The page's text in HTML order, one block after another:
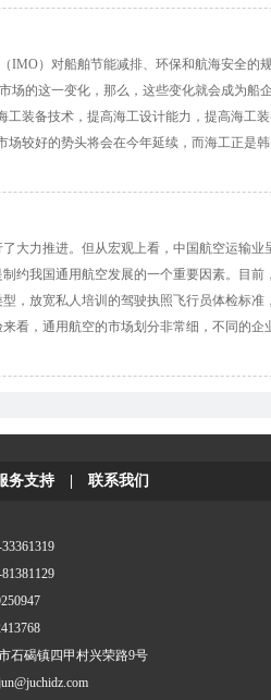
）对船舶节能减排、环保和航海安全的
的这一变化，那么，这些变化就会成为
装备技术，提高海工设计能力，提高海工
较好的势头将会在今年延续，而海工正是韩
大力推进。但从宏观上看，中国航空运输
我国通用航空发展的一个重要因素。目前
放宽私人培训的驾驶执照飞行员体检标
，通用航空的市场划分非常细，不同的企
务支持 联系我们
石碣镇四甲村兴荣路9号